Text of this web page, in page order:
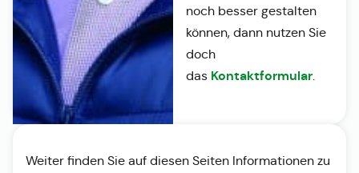
noch besser gestalten
können, dann nutzen Sie
doch
das Kontaktformular.
Weiter finden Sie auf diesen Seiten Informationen zu